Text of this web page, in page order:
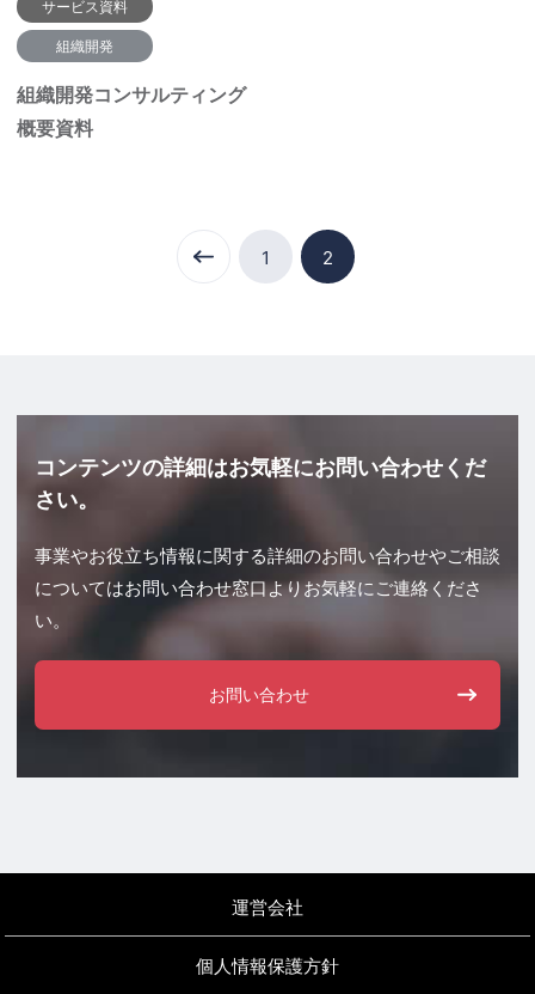
サービス資料
組織開発
組織開発コンサルティング
概要資料
1 2
コンテンツの詳細はお気軽にお問い合わせくだ
さい。
事業やお役立ち情報に関する詳細のお問い合わせやご相談
についてはお問い合わせ窓口よりお気軽にご連絡くださ
い。
お問い合わせ
運営会社
個人情報保護方針